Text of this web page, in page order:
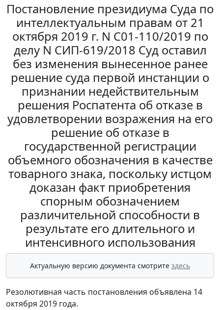
Постановление президиума Суда по
интеллектуальным правам от 21
октября 2019 г. N С01-110/2019 по
делу N СИП-619/2018 Суд оставил
без изменения вынесенное ранее
решение суда первой инстанции о
признании недействительным
решения Роспатента об отказе в
удовлетворении возражения на его
решение об отказе в
государственной регистрации
объемного обозначения в качестве
товарного знака, поскольку истцом
доказан факт приобретения
спорным обозначением
различительной способности в
результате его длительного и
интенсивного использования
Актуальную версию документа смотрите здесь
Резолютивная часть постановления объявлена 14
октября 2019 года.